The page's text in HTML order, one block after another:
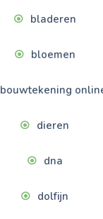
bladeren
bloemen
bouwtekening
dieren
dna
dolfijn